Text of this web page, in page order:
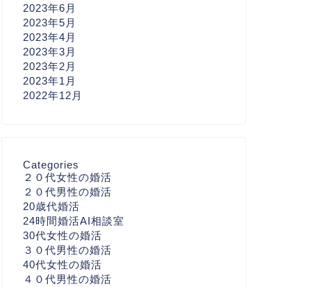
2023年6月
2023年5月
2023年4月
2023年3月
2023年2月
2023年1月
2022年12月
Categories
２０代女性の婚活
２０代男性の婚活
20歳代婚活
24時間婚活AI相談室
30代女性の婚活
３０代男性の婚活
40代女性の婚活
４０代男性の婚活